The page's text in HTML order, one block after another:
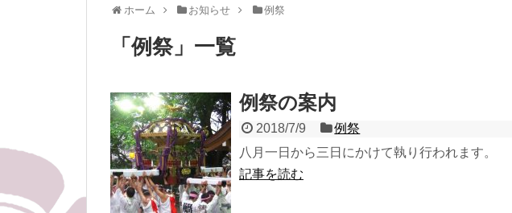
ホーム お知らせ 例祭
「例祭」 一覧
例祭の案内
2018/7/9
例祭
八月一日から三日にかけて執り行われます。
記事を読む